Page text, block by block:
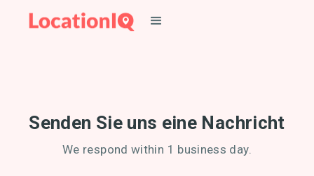
Senden Sie uns eine Nachricht
We respond within 1 business day.